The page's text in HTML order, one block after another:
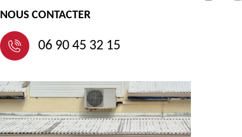
NOUS CONTACTER
06 90 45 32 15